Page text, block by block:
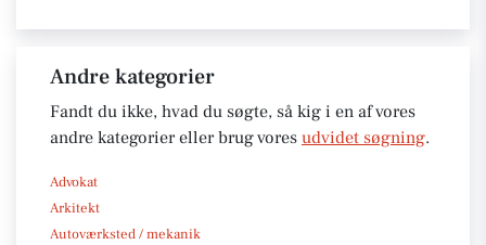
Andre kategorier
Fandt du ikke, hvad du søgte, så kig i en af vores
andre kategorier eller brug vores udvidet søgning.
Advokat
Arkitekt
Autoværksted / mekanik